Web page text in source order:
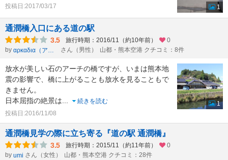
投稿日:2017/03/17
1
通潤橋入口にある道の駅
3.5 旅行時期：2016/11（約10年前）
0
by
αρκαδια（アルカディア） さん（男性） 山都・熊本空港 クチコミ：8件
放水が美しい石のアーチの橋ですが、いまは熊本地
震の影響で、橋に上がることも放水を見ることもで
きません。
日本屈指の絶景は...
続きを読む
投稿日:2016/11/08
1
通潤橋見学の際に立ち寄る『道の駅 通潤橋』
3.5 旅行時期：2015/11（約11年前）
0
by umi さん（女性） 山都・熊本空港 クチコミ：28件